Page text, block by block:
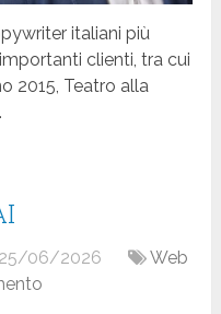
italiani più
clienti, tra cui
2015, Teatro alla
25/06/2026
Web